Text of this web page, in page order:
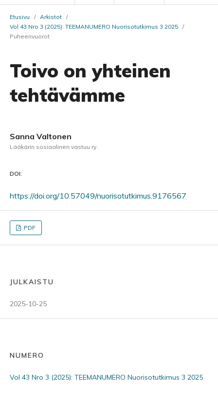
Etusivu / Arkistot /
Vol 43 Nro 3 (2025): TEEMANUMERO Nuorisotutkimus 3 2025 /
Puheenvuorot
Toivo on yhteinen
tehtävämme
Sanna Valtonen
Lääkärin sosiaalinen vastuu ry.
DOI:
https://doi.org/10.57049/nuorisotutkimus.9176567
PDF
JULKAISTU
2025-10-25
NUMERO
Vol 43 Nro 3 (2025): TEEMANUMERO Nuorisotutkimus 3 2025